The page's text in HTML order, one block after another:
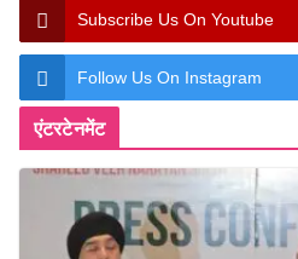
Subscribe Us On Youtube
Follow Us On Instagram
एंटरटेनमेंट